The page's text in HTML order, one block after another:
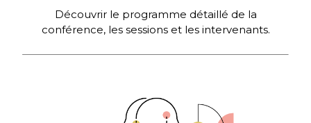
Découvrir le programme détaillé de la
conférence, les sessions et les intervenants.